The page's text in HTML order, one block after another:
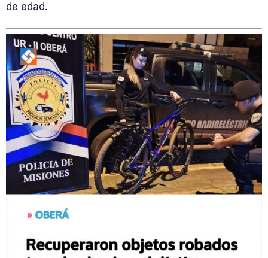
de edad.